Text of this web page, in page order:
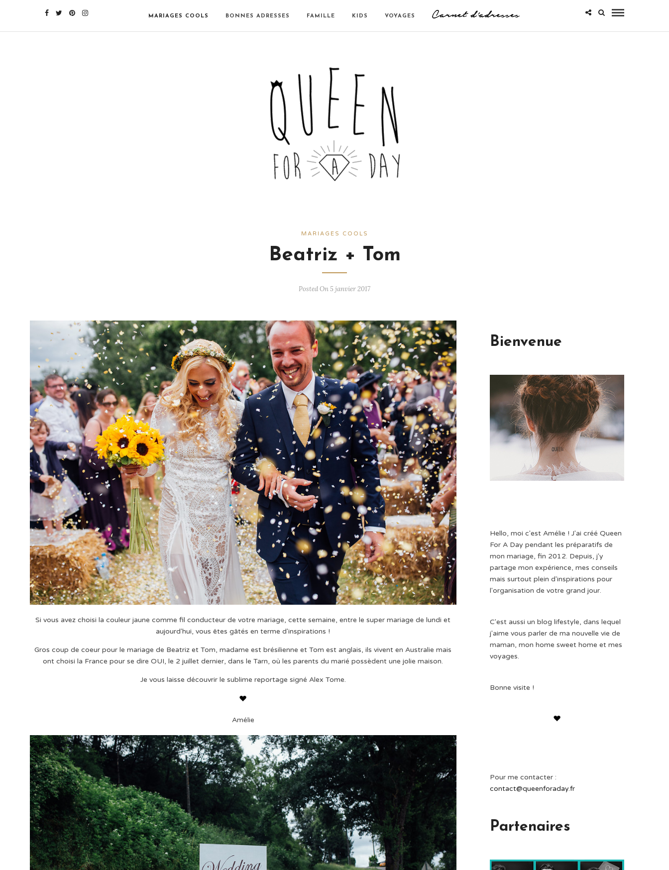
MARIAGES COOLS BONNES ADRESSES FAMILLE KIDS VOYAGES
MARIAGES COOLS
Beatriz + Tom
Posted On 5 janvier 2017
Si vous avez choisi la couleur jaune comme fil conducteur de votre mariage, cette semaine, entre le super mariage de lundi et
aujourd'hui, vous êtes gâtés en terme d'inspirations !
Gros coup de coeur pour le mariage de Beatriz et Tom, madame est brésilienne et Tom est anglais, ils vivent en Australie mais
ont choisi la France pour se dire OUI, le 2 juillet dernier, dans le Tarn, où les parents du marié possèdent une jolie maison.
Je vous laisse découvrir le sublime reportage signé Alex Tome.
Amélie
Bienvenue
Hello, moi c'est Amélie ! J'ai créé Queen
For A Day pendant les préparatifs de
mon mariage, fin 2012. Depuis, j'y
partage mon expérience, mes conseils
mais surtout plein d'inspirations pour
l'organisation de votre grand jour.
C'est aussi un blog lifestyle, dans lequel
j'aime vous parler de ma nouvelle vie de
maman, mon home sweet home et mes
voyages.
Bonne visite !
Pour me contacter :
contact@queenforaday.fr
Partenaires